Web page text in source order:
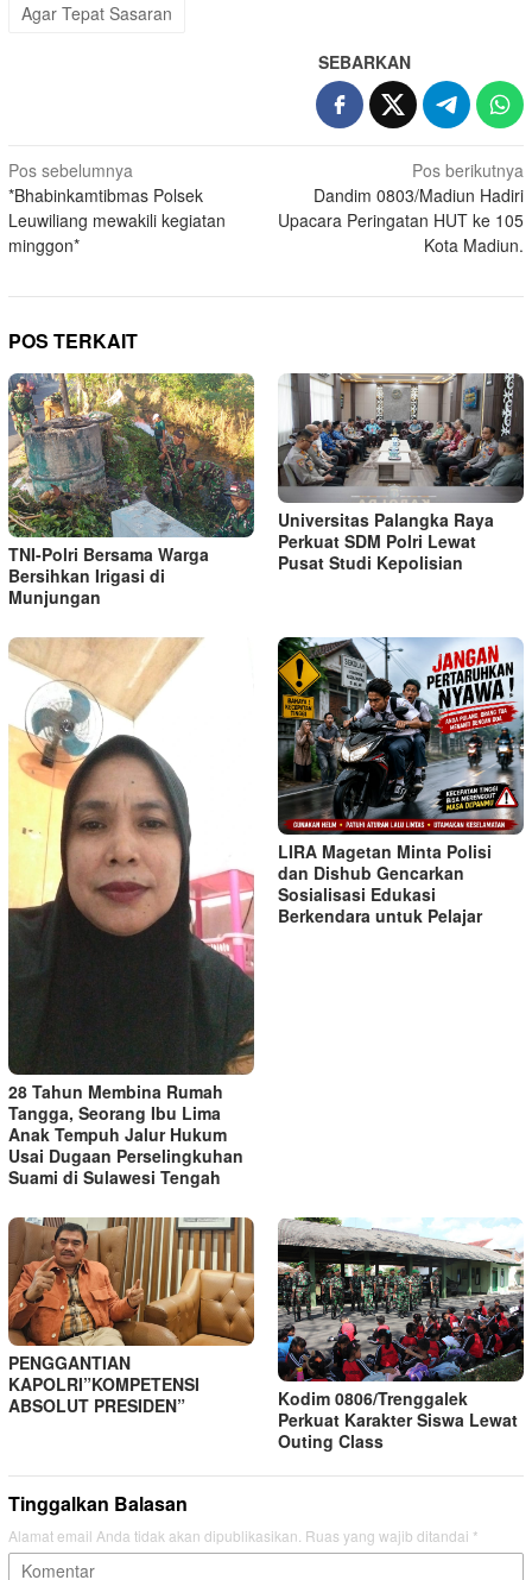
Agar Tepat Sasaran
SEBARKAN
Navigasi
pos
Pos sebelumnya
*Bhabinkamtibmas Polsek
Leuwiliang mewakili kegiatan
minggon*
Pos berikutnya
Dandim 0803/Madiun Hadiri
Upacara Peringatan HUT ke 105
Kota Madiun.
POS TERKAIT
TNI-Polri Bersama Warga
Bersihkan Irigasi di
Munjungan
Universitas Palangka Raya
Perkuat SDM Polri Lewat
Pusat Studi Kepolisian
28 Tahun Membina Rumah
Tangga, Seorang Ibu Lima
Anak Tempuh Jalur Hukum
Usai Dugaan Perselingkuhan
Suami di Sulawesi Tengah
LIRA Magetan Minta Polisi
dan Dishub Gencarkan
Sosialisasi Edukasi
Berkendara untuk Pelajar
PENGGANTIAN
KAPOLRI”KOMPETENSI
ABSOLUT PRESIDEN”
Kodim 0806/Trenggalek
Perkuat Karakter Siswa Lewat
Outing Class
Tinggalkan Balasan
Alamat email Anda tidak akan dipublikasikan. Ruas yang wajib ditandai *